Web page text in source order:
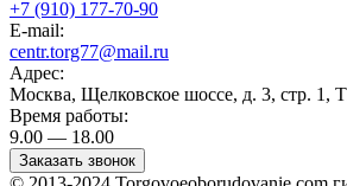
+7 (910) 177-70-90
E-mail:
centr.torg77@mail.ru
Адрес:
Москва, Щелковское шоссе, д. 3, стр. 1,
Время работы:
9.00 — 18.00
Заказать звонок